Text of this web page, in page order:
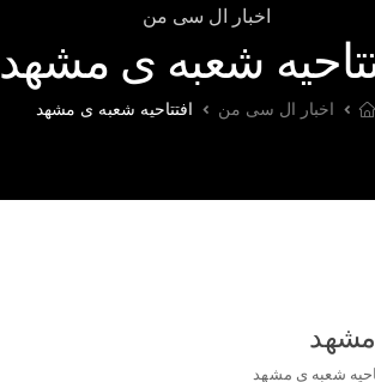
اخبار ال سی من
شعبه ی مشهد
اخبار ال سی من افتتاحیه شعبه ی مشهد
مشهد
شعبه ی مشهد